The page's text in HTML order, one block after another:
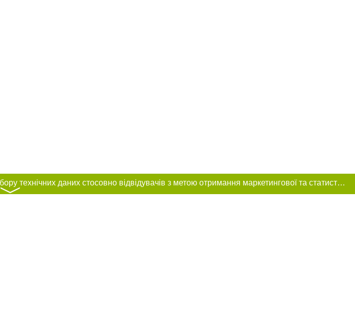
Цей сайт використовує «cookies». Також веб-сайт використовує інтернет-сервіс для збору технічних даних стосовно відвідувачів з метою отримання маркетингової та статистичної інформації. Умови обробки даних відвідувачів сайту див.
〉